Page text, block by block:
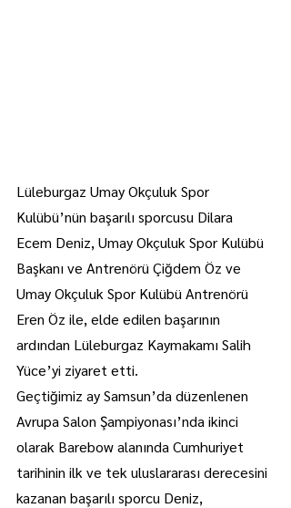
Lüleburgaz Umay Okçuluk Spor
Kulübü’nün başarılı sporcusu Dilara
Ecem Deniz, Umay Okçuluk Spor Kulübü
Başkanı ve Antrenörü Çiğdem Öz ve
Umay Okçuluk Spor Kulübü Antrenörü
Eren Öz ile, elde edilen başarının
ardından Lüleburgaz Kaymakamı Salih
Yüce’yi ziyaret etti.
Geçtiğimiz ay Samsun’da düzenlenen
Avrupa Salon Şampiyonası’nda ikinci
olarak Barebow alanında Cumhuriyet
tarihinin ilk ve tek uluslararası derecesini
kazanan başarılı sporcu Deniz,